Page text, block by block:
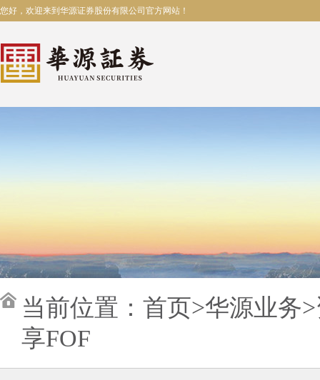
您好，欢迎来到华源证券股份有限公司官方网站！
当前位置： 首页>华源业务>
享FOF